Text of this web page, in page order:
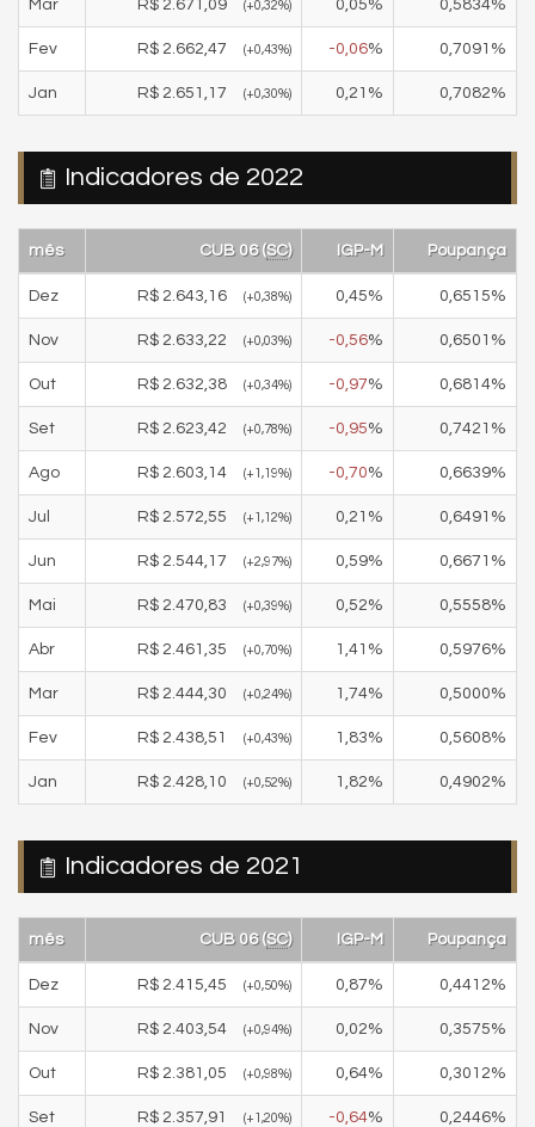
Mar R$ 2.671,09 (+0,32%) 0,05% 0,5834%
Fev R$ 2.662,47 (+0,43%) -0,06% 0,7091 %
Jan R$ 2.651,17 (+0,30%) 0,21 % 0,7082%
Indicadores de 2022
mês CUB 06 (SC) IGP-M Poupança
Dez R$ 2.643,16 (+0,38%) 0,45% 0,6515%
Nov R$ 2.633,22 (+0,03%) -0,56% 0,6501 %
Out R$ 2.632,38 (+0,34%) -0,97% 0,6814%
Set R$ 2.623,42 (+0,78%) -0,95% 0,7421 %
Ago R$ 2.603,14 (+1,19%) -0,70% 0,6639%
Jul R$ 2.572,55 (+1,12%) 0,21 % 0,6491 %
Jun R$ 2.544,17 (+2,97%) 0,59% 0,6671 %
Mai R$ 2.470,83 (+0,39%) 0,52% 0,5558%
Abr R$ 2.461,35 (+0,70%) 1,41 % 0,5976%
Mar R$ 2.444,30 (+0,24%) 1,74% 0,5000%
Fev R$ 2.438,51 (+0,43%) 1,83% 0,5608%
Jan R$ 2.428,10 (+0,52%) 1,82% 0,4902%
Indicadores de 2021
mês CUB 06 (SC) IGP-M Poupança
Dez R$ 2.415,45 (+0,50%) 0,87% 0,4412%
Nov R$ 2.403,54 (+0,94%) 0,02% 0,3575%
Out R$ 2.381,05 (+0,98%) 0,64% 0,3012%
Set R$ 2.357,91 (+1,20%) -0,64% 0,2446%